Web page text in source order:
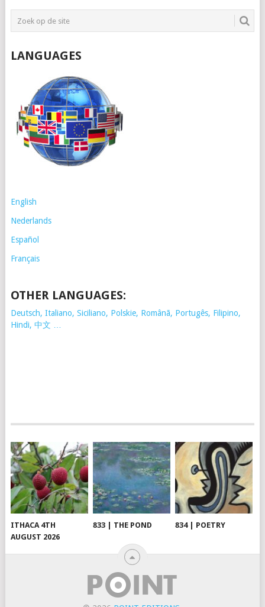
LANGUAGES
English
Nederlands
Español
Français
OTHER LANGUAGES:
Deutsch, Italiano, Siciliano, Polskie, Românã, Portugês, Filipino,
Hindi, 中文 …
ITHACA 4TH
AUGUST 2026
833 | THE POND 834 | POETRY